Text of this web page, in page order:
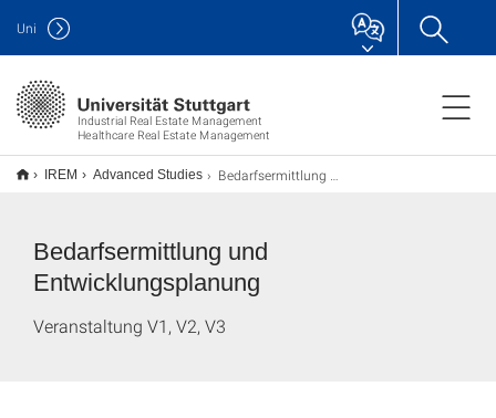
Industrial Real Estate Management
Healthcare Real Estate Management
Uni
IREM Advanced Studies Bedarfsermittlung und Entwicklungsplanung
Bedarfsermittlung und
Entwicklungsplanung
Veranstaltung V1, V2, V3